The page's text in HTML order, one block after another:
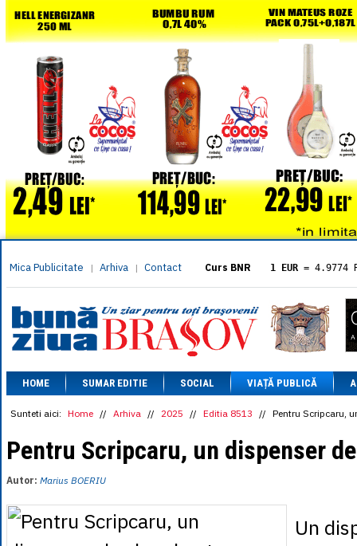
Mica Publicitate | Arhiva | Contact Curs BNR 1 EUR = 4.9774
= 5.8304
1 XAU= 464.4611
1 AED= 1.1933
1 AUD= 2.7957
1 BGN= 2.5449
1 CAD= 3.1559
1 CHF= 5.2813
1 CNY= 0.6015
= 0.6668
1 EGP= 0.0860
= 0.2538
= 0.2227
HOME SUMAR EDITIE SOCIAL VIAȚĂ PUBLICĂ
Sunteti aici: Home // Arhiva // 2025 // Editia 8513 // Pentru Scripcaru,
Pentru Scripcaru, un dispenser
Autor: Marius BOERIU
Un